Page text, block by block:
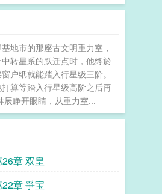
地市的那座古文明重力室，
转星系的跃迁点时，他终於
户纸就能踏入行星级三阶。
算等踏入行星级高阶之后再
睁开眼睛，从重力室...
章 双皇
章 爭宝